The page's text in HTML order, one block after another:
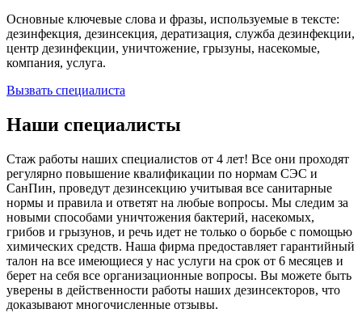
Основные ключевые слова и фразы, используемые в тексте:
дезинфекция, дезинсекция, дератизация, служба дезинфекции,
центр дезинфекции, уничтожение, грызуны, насекомые,
компания, услуга.
Вызвать специалиста
Наши специалисты
Стаж работы наших специалистов от 4 лет! Все они проходят
регулярно повышение квалификации по нормам СЭС и
СанПин, проведут дезинсекцию учитывая все санитарные
нормы и правила и ответят на любые вопросы. Мы следим за
новыми способами уничтожения бактерий, насекомых,
грибов и грызунов, и речь идет не только о борьбе с помощью
химических средств. Наша фирма предоставляет гарантийный
талон на все имеющиеся у нас услуги на срок от 6 месяцев и
берет на себя все организационные вопросы. Вы можете быть
уверены в действенности работы наших дезинсекторов, что
доказывают многочисленные отзывы.